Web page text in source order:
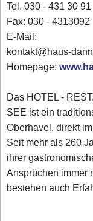
Tel. 030 - 431 30 91‎
Fax: 030 - 4313092
E-Mail:
kontakt@haus-
Homepage:
Das HOTEL -
SEE ist ein
Oberhavel, direkt
Seit mehr als 260
ihrer
Ansprüchen immer
bestehen auch